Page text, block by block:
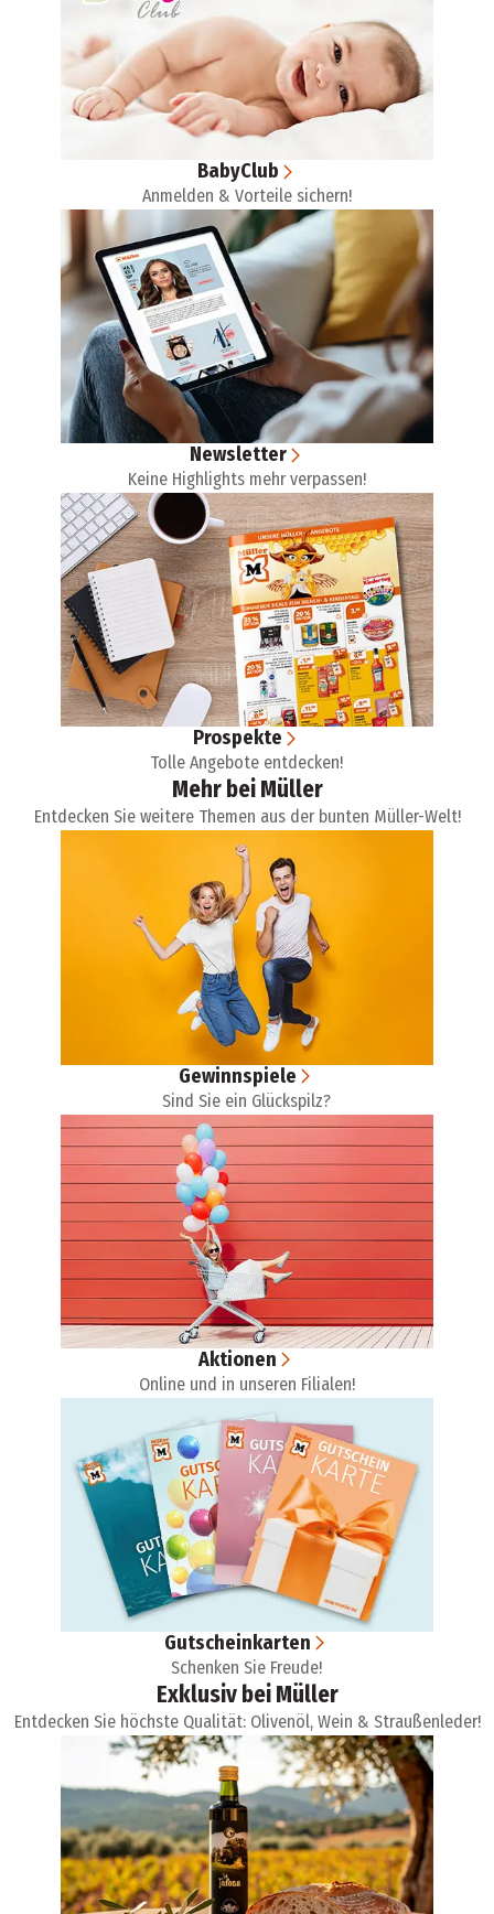
BabyClub
Anmelden & Vorteile sichern!
Newsletter
Keine Highlights mehr verpassen!
Prospekte
Tolle Angebote entdecken!
Mehr bei Müller
Entdecken Sie weitere Themen aus der bunten Müller-Welt!
Gewinnspiele
Sind Sie ein Glückspilz?
Aktionen
Online und in unseren Filialen!
Gutscheinkarten
Schenken Sie Freude!
Exklusiv bei Müller
Entdecken Sie höchste Qualität: Olivenöl, Wein & Straußenleder!